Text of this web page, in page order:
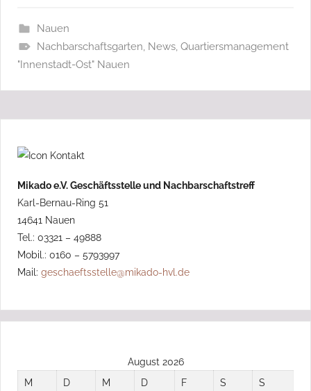
Nauen
Nachbarschaftsgarten, News, Quartiersmanagement
"Innenstadt-Ost" Nauen
Mikado e.V. Geschäftsstelle und Nachbarschaftstreff
Karl-Bernau-Ring 51
14641 Nauen
Tel.: 03321 – 49888
Mobil.: 0160 – 5793997
Mail: geschaeftsstelle@mikado-hvl.de
August 2026
M
D M D F S
S